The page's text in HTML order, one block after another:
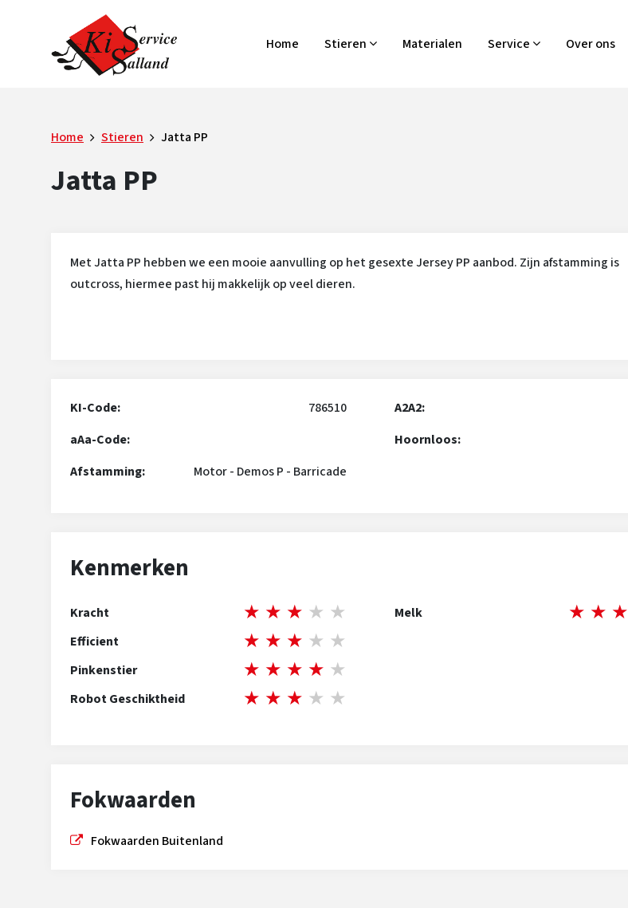
Home Stieren Materialen Service Over ons
Home Stieren Jatta PP
Jatta PP
Met Jatta PP hebben we een mooie aanvulling op het gesexte Jersey PP aanbod. Zijn afstamming is
outcross, hiermee past hij makkelijk op veel dieren.
KI-Code:
786510
aAa-Code:
Afstamming:
Motor- Demos P - Barricade
A2A2:
Hoornloos:
Kenmerken
Kracht ★ ★ ★ ★ ★
Efficient ★ ★ ★ ★ ★
Pinkenstier ★ ★ ★ ★ ★
Robot Geschiktheid ★ ★ ★ ★ ★
Melk ★ ★ ★
Fokwaarden
Fokwaarden Buitenland